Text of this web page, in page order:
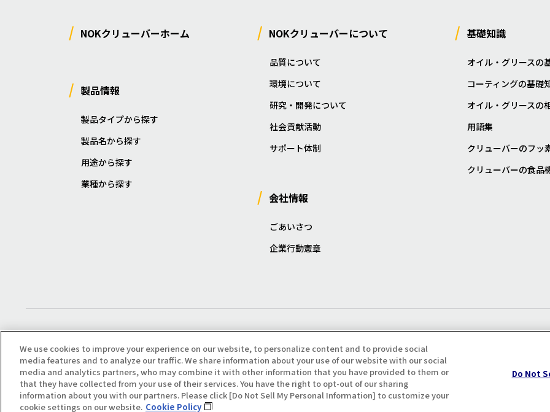
NOKクリューバーホーム
製品情報
製品タイプから探す
製品名から探す
用途から探す
業種から探す
NOKクリューバーについて
品質について
環境について
研究・開発について
社会貢献活動
サポート体制
会社情報
ごあいさつ
企業行動憲章
基礎知識
オイル・グリースの
コーティングの基礎
オイル・グリースの
用語集
クリューバーのフッ
クリューバーの食品
プライバシー・クッキーポリシ
Copyright(C) All Right Reserved. Producted by NOK KLÜBER CO., LTD.
We use cookies to improve your experience on our website, to personalize content and to provide social
media features and to analyze our traffic. We share information about your use of our website with our social
media and analytics partners, who may combine it with other information that you have provided to them or
that they have collected from your use of their services. You have the right to opt-out of our sharing
information about you with our partners. Please click [Do Not Sell My Personal Information] to customize your
cookie settings on our website. Cookie Policy
Do Not